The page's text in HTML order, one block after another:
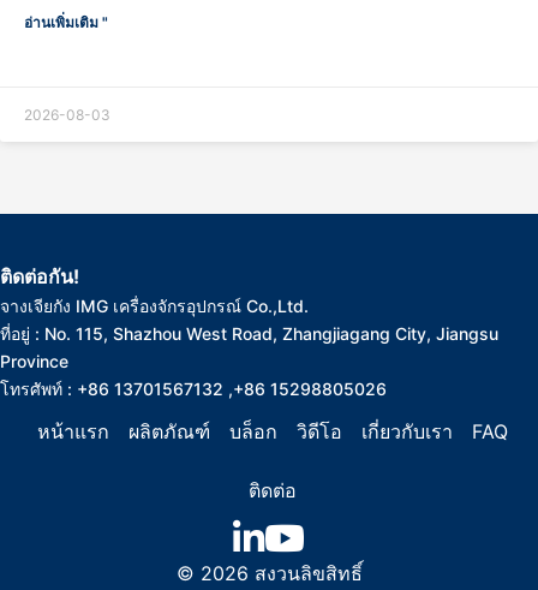
จะกําหนดขนาดและน้ําหนักสูงสุดของเครื่องจักรผ่านน้ําหนักบรรทุก
อ่านเพิ่มเติม "
2026-08-03
ติดต่อกัน!
จางเจียกัง IMG เครื่องจักรอุปกรณ์ Co.,Ltd.
ที่อยู่ : No. 115, Shazhou West Road, Zhangjiagang City, Jiangsu
Province
โทรศัพท์ : +86 13701567132 ,+86 15298805026
หน้าแรก ผลิตภัณฑ์ บล็อก วิดีโอ เกี่ยวกับเรา FAQ
ติดต่อ
© 2026 สงวนลิขสิทธิ์